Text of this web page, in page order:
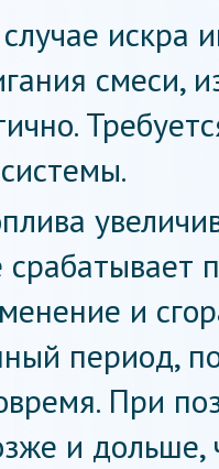
искра
смеси,
срабатывает
и
период,
При
и дольше,